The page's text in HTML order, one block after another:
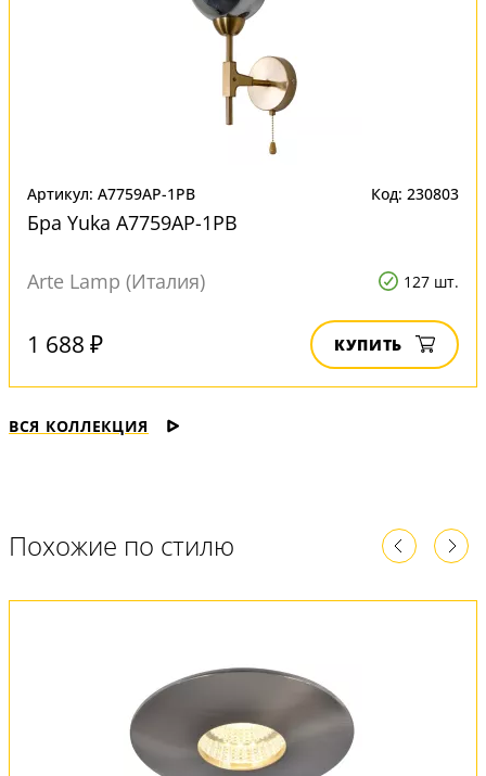
Артикул: A7759AP-1PB Код: 230803
Бра Yuka A7759AP-1PB
Arte Lamp (Италия) 127 шт.
1 688 ₽ КУПИТЬ
ВСЯ КОЛЛЕКЦИЯ
Похожие по стилю